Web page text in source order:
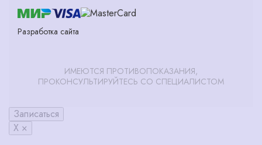
Разработка сайта
ИМЕЮТСЯ ПРОТИВОПОКАЗАНИЯ,
ПРОКОНСУЛЬТИРУЙТЕСЬ СО СПЕЦИАЛИСТОМ
Записаться
X ×